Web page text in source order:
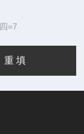
=7